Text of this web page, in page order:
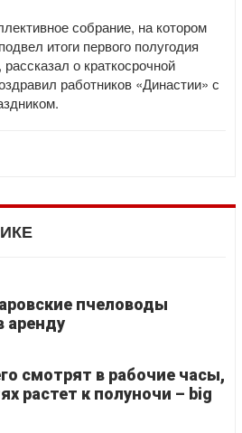
собрание, на котором
итоги первого полугодия
о краткосрочной
работников «Династии» с
пчеловоды
аренду
смотрят в рабочие часы,
растет к полуночи – big